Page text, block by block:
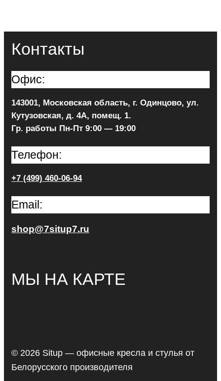
Контакты
Офис:
143001, Московская область, г. Одинцово, ул.
Кутузовская, д. 4А, помещ. 1.
Гр. работы Пн-Пт 9:00 — 19:00
Телефон:
+7 (499) 460-06-94
Email:
shop@7situp7.ru
МЫ НА КАРТЕ
© 2026 Situp — офисные кресла и стулья от
Белорусского производителя